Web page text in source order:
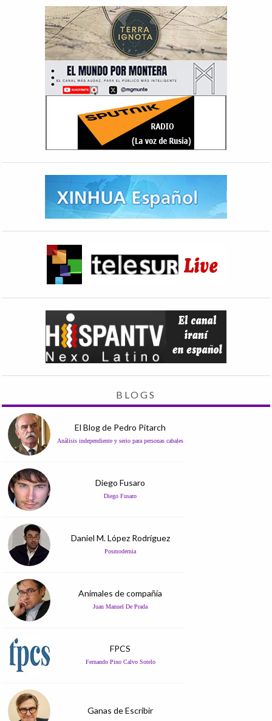
BLOGS
El Blog de Pedro Pitarch
Análisis independiente y serio para personas cabales
Diego Fusaro
Diego Fusaro
Daniel M. López Rodríguez
Posmodernia
Animales de compañía
Juan Manuel De Prada
FPCS
Fernando Pino Calvo Sotelo
Ganas de Escribir